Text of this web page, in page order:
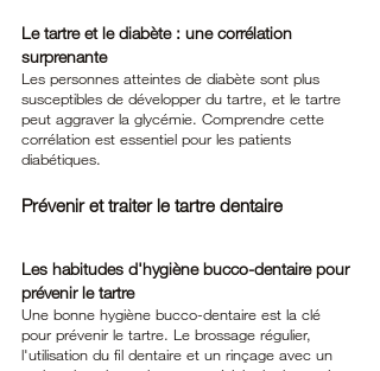
Le tartre et le diabète : une corrélation
surprenante
Les personnes atteintes de diabète sont plus
susceptibles de développer du tartre, et le tartre
peut aggraver la glycémie. Comprendre cette
corrélation est essentiel pour les patients
diabétiques.
Prévenir et traiter le tartre dentaire
Les habitudes d'hygiène bucco-dentaire pour
prévenir le tartre
Une bonne hygiène bucco-dentaire est la clé
pour prévenir le tartre. Le brossage régulier,
l'utilisation du fil dentaire et un rinçage avec un